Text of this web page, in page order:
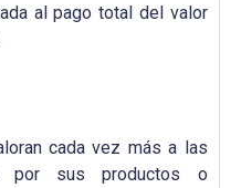
al pago total del valor
cada vez más a las
por sus productos o